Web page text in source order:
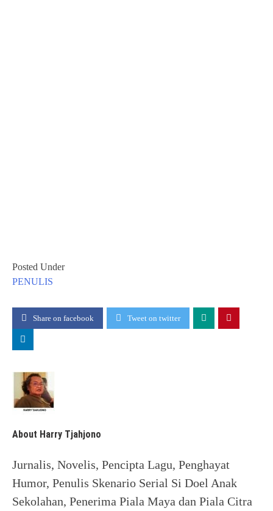
Posted Under
PENULIS
Share on facebook Tweet on twitter
About Harry Tjahjono
Jurnalis, Novelis, Pencipta Lagu, Penghayat
Humor, Penulis Skenario Serial Si Doel Anak
Sekolahan, Penerima Piala Maya dan Piala Citra